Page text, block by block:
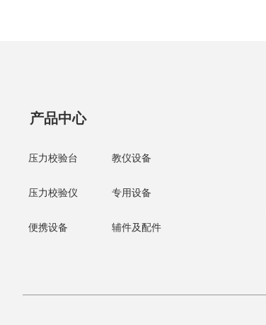
产品中心
压力校验台
压力校验仪
便携设备
教仪设备
专用设备
辅件及配件